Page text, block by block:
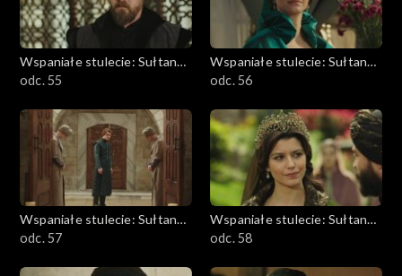
Wspaniałe stulecie: Sułtanka
Kösem
odc. 55
Wspaniałe stulecie: Sułtanka
Kösem
odc. 56
Wspaniałe stulecie: Sułtanka
Kösem
odc. 57
Wspaniałe stulecie: Sułtanka
Kösem
odc. 58